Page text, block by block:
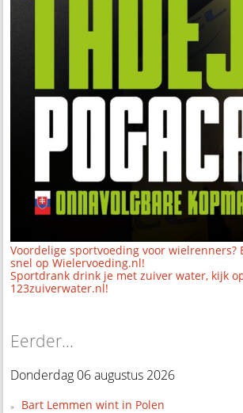
Voordelige sportvoeding voor wielrenners?
snel op Wielervoeding.nl!
Sportdrank drink je met zuiver water, kijk
123zuiverwater.nl!
Eerder...
Donderdag 06 augustus 2026
Bart Lemmen wint in Polen